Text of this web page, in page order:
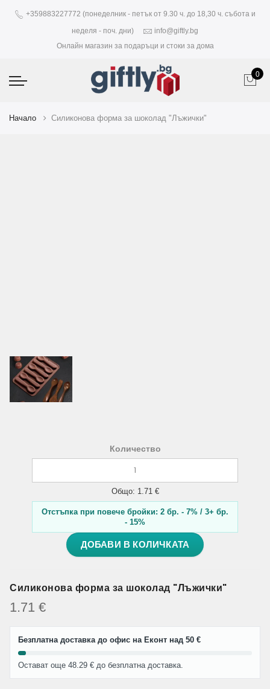
+359883227772 (понеделник - петък от 9.30 ч. до 18,30 ч. събота и
неделя - поч. дни)
info@giftly.bg
Онлайн магазин за подаръци и стоки за дома
0
Начало Силиконова форма за шоколад "Лъжички"
Количество
Общо: 1.71 €
Отстъпка при повече бройки: 2 бр. - 7% / 3+ бр.
- 15%
ДОБАВИ В КОЛИЧКАТА
Силиконова форма за шоколад "Лъжички"
1.71 €
Безплатна доставка до офис на Еконт над 50 €
Остават още 48.29 € до безплатна доставка.